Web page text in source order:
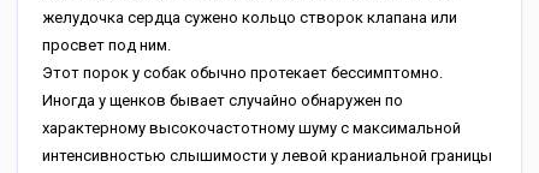
желудочка сердца сужено кольцо створок клапана или
просвет под ним.
Этот порок у собак обычно протекает бессимптомно.
Иногда у щенков бывает случайно обнаружен по
характерному высокочастотному шуму с максимальной
интенсивностью слышимости у левой краниальной границы